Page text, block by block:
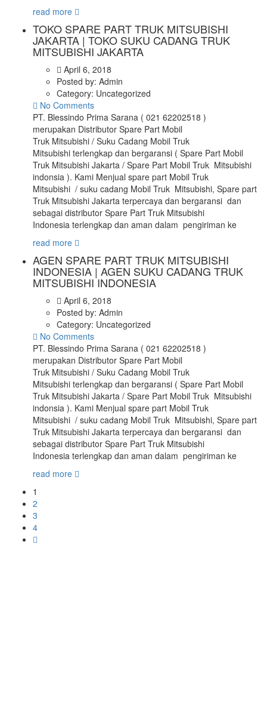
read more
TOKO SPARE PART TRUK MITSUBISHI
JAKARTA | TOKO SUKU CADANG TRUK
MITSUBISHI JAKARTA
April 6, 2018
Posted by: Admin
Category: Uncategorized
No Comments
PT. Blessindo Prima Sarana ( 021 62202518 )
merupakan Distributor Spare Part Mobil
Truk Mitsubishi / Suku Cadang Mobil Truk
Mitsubishi terlengkap dan bergaransi ( Spare Part Mobil
Truk Mitsubishi Jakarta / Spare Part Mobil Truk Mitsubishi
indonsia ). Kami Menjual spare part Mobil Truk
Mitsubishi / suku cadang Mobil Truk Mitsubishi, Spare part
Truk Mitsubishi Jakarta terpercaya dan bergaransi dan
sebagai distributor Spare Part Truk Mitsubishi
Indonesia terlengkap dan aman dalam pengiriman ke
read more
AGEN SPARE PART TRUK MITSUBISHI
INDONESIA | AGEN SUKU CADANG TRUK
MITSUBISHI INDONESIA
April 6, 2018
Posted by: Admin
Category: Uncategorized
No Comments
PT. Blessindo Prima Sarana ( 021 62202518 )
merupakan Distributor Spare Part Mobil
Truk Mitsubishi / Suku Cadang Mobil Truk
Mitsubishi terlengkap dan bergaransi ( Spare Part Mobil
Truk Mitsubishi Jakarta / Spare Part Mobil Truk Mitsubishi
indonsia ). Kami Menjual spare part Mobil Truk
Mitsubishi / suku cadang Mobil Truk Mitsubishi, Spare part
Truk Mitsubishi Jakarta terpercaya dan bergaransi dan
sebagai distributor Spare Part Truk Mitsubishi
Indonesia terlengkap dan aman dalam pengiriman ke
read more
1
2
3
4